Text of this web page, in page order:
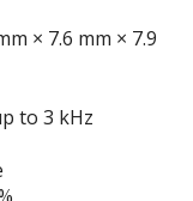
× 7.6 mm × 7.9
to 3 kHz